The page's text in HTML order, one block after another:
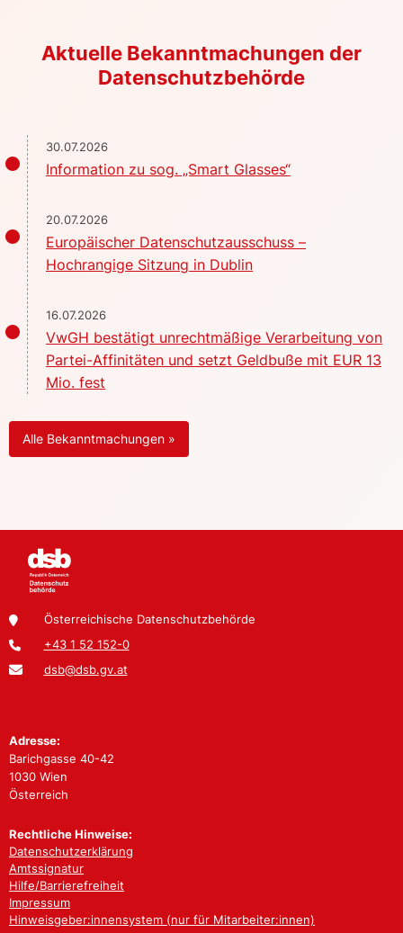
Aktuelle Bekanntmachungen der
Datenschutzbehörde
30.07.2026
Information zu sog. „Smart Glasses“
20.07.2026
Europäischer Datenschutzausschuss –
Hochrangige Sitzung in Dublin
16.07.2026
VwGH bestätigt unrechtmäßige Verarbeitung von
Partei-Affinitäten und setzt Geldbuße mit EUR 13
Mio. fest
Alle Bekanntmachungen »
Österreichische Datenschutzbehörde
+43 1 52 152-0
dsb@dsb.gv.at
Adresse:
Barichgasse 40-42
1030 Wien
Österreich
Rechtliche Hinweise:
Datenschutzerklärung
Amtssignatur
Hilfe/Barrierefreiheit
Impressum
Hinweisgeber:innensystem (nur für Mitarbeiter:innen)